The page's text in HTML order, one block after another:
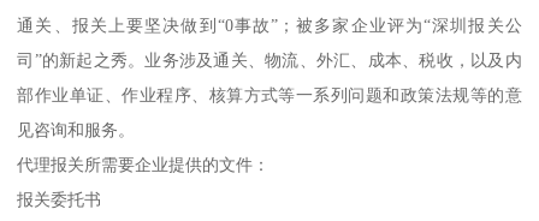
通关、报关上要坚决做到“0事故”；被多家企业评为“深圳报关公
司”的新起之秀。业务涉及通关、物流、外汇、成本、税收，以及内
部作业单证、作业程序、核算方式等一系列问题和政策法规等的意
见咨询和服务。
代理报关所需要企业提供的文件：
报关委托书